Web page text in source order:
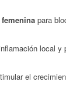
para
local y
el